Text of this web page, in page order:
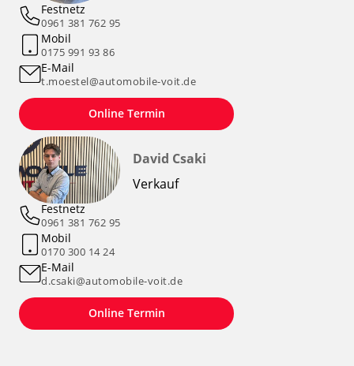
Festnetz
0961 381 762 95
Mobil
0175 991 93 86
E-Mail
t.moestel@automobile-voit.de
Online Termin
David Csaki
Verkauf
Festnetz
0961 381 762 95
Mobil
0170 300 14 24
E-Mail
d.csaki@automobile-voit.de
Online Termin